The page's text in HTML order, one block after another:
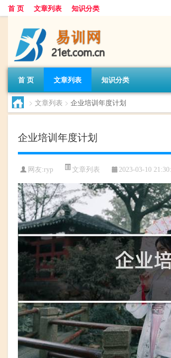
首 页 文章列表 知识分类
首 页 文章列表 知识分类
> 文章列表 > 企业培训年度计划
企业培训年度计划
网友:ryp 文章列表 2023-03-10